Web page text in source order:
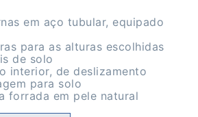
em aço tubular, equipado
para as alturas escolhidas
de solo
interior, de deslizamento
para solo
forrada em pele natural